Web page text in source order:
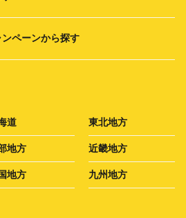
ペーンから探す
道 東北地方
地方 近畿地方
地方 九州地方